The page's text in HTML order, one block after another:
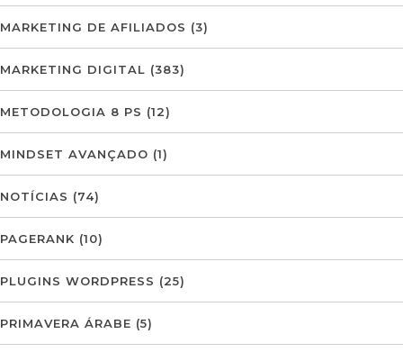
MARKETING DE AFILIADOS (3)
MARKETING DIGITAL (383)
METODOLOGIA 8 PS (12)
MINDSET AVANÇADO (1)
NOTÍCIAS (74)
PAGERANK (10)
PLUGINS WORDPRESS (25)
PRIMAVERA ÁRABE (5)